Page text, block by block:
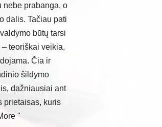
nebe prabanga, o
dalis. Tačiau pati
būtų tarsi
teoriškai veikia,
Čia ir
šildymo
dažniausiai ant
prietaisas, kuris
"